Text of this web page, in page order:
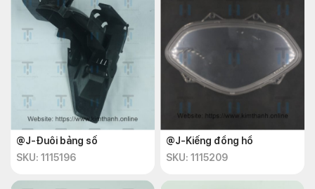
@J-Đuôi bảng số
SKU: 1115196
@J-Kiếng đồng hồ
SKU: 1115209